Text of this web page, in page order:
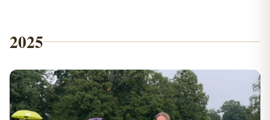
2025